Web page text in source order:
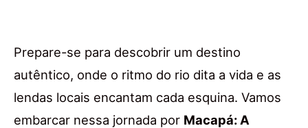
Prepare-se para descobrir um destino
autêntico, onde o ritmo do rio dita a vida e as
lendas locais encantam cada esquina. Vamos
embarcar nessa jornada por Macapá: A